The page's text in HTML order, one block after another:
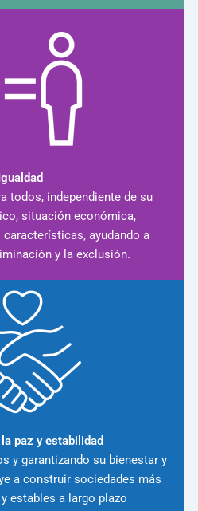
todos, independiente de su
situación económica,
ayudando a
y la exclusión.
paz y estabilidad
y garantizando su bienestar y
a construir sociedades más
estables a largo plazo